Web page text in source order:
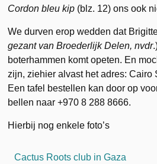
Cordon bleu kip (blz. 12) ons ook
We durven erop wedden dat
gezant van Broederlijk Delen, nvdr
boterhammen komt opeten. En
zijn, ziehier alvast het adres: Cairo
Een tafel bestellen kan door op
bellen naar +970 8 288 8666.
Hierbij nog enkele foto’s
Cactus Roots club in Gaza